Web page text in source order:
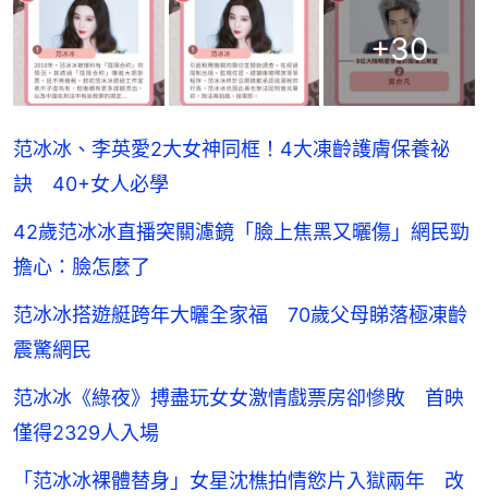
+30
范冰冰、李英愛2大女神同框！4大凍齡護膚保養祕
訣 40+女人必學
42歲范冰冰直播突關濾鏡「臉上焦黑又曬傷」網民勁
擔心：臉怎麼了
范冰冰搭遊艇跨年大曬全家福 70歲父母睇落極凍齡
震驚網民
范冰冰《綠夜》搏盡玩女女激情戲票房卻慘敗 首映
僅得2329人入場
「范冰冰裸體替身」女星沈樵拍情慾片入獄兩年 改